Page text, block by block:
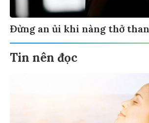
Đừng an ủi khi nàng thở than
Tin nên đọc